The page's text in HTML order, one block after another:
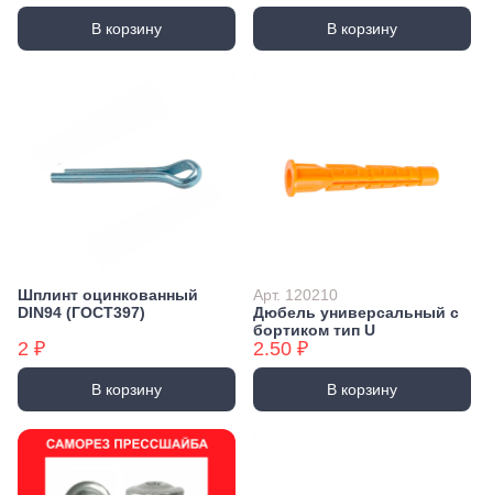
В корзину В корзину
Шплинт оцинкованный
DIN94 (ГОСТ397)
2 ₽
В корзину
Арт. 120210
Дюбель универсальный с
бортиком тип U
2.50 ₽
В корзину